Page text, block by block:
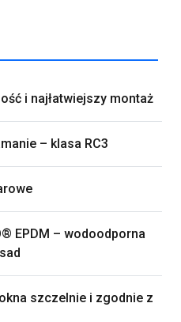
i najłatwiejszy montaż
– klasa RC3
EPDM – wodoodporna
szczelnie i zgodnie z